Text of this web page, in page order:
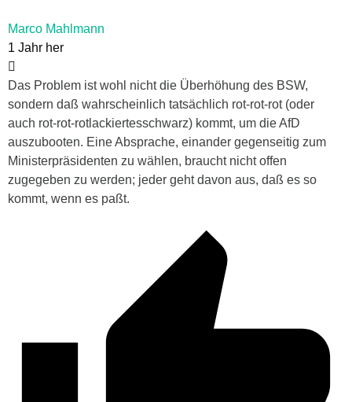
Marco Mahlmann
1 Jahr her
Das Problem ist wohl nicht die Überhöhung des BSW,
sondern daß wahrscheinlich tatsächlich rot-rot-rot (oder
auch rot-rot-rotlackiertesschwarz) kommt, um die AfD
auszubooten. Eine Absprache, einander gegenseitig zum
Ministerpräsidenten zu wählen, braucht nicht offen
zugegeben zu werden; jeder geht davon aus, daß es so
kommt, wenn es paßt.